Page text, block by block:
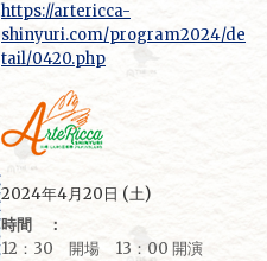
https://artericca-
shinyuri.com/program2024/de
tail/0420.php
2024年4月20日 (土)
時間 ：
12：30 開場 13：00 開演